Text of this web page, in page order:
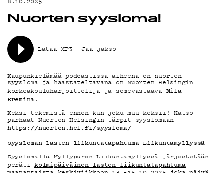
ON-DEMAND
PODCAST
MAINOSTA
Nuorten syysloma!
Lataa MP3 Jaa jakso
Kaupunkielämää-podcastissa aiheena on nuorten
syysloma ja haastateltavana on Nuorten Helsingin
korkeakouluharjoittelija ja somevastaava Mila
Eremina.
Keksi tekemistä ennen kun joku muu keksii! Katso
parhaat Nuorten Helsingin tärpit syyslomaan
https://nuorten.hel.fi/syysloma/
Syysloman lasten liikuntatapahtuma Liikuntamyllyssä
Syyslomalla Myllypuron Liikuntamyllyssä järjestetään
peräti kolmipäiväinen lasten liikuntatapahtuma